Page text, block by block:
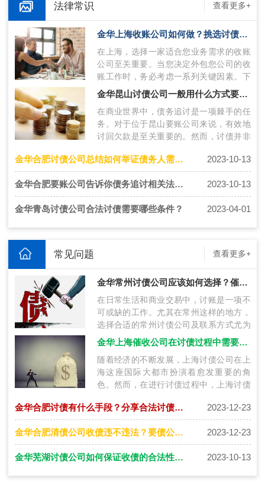
法律常识 查看更多+
金华上海收账公司如何做？挑选讨债的公司技巧
在上海，选择一家适合您业务需求的收账
公司至关重要。当您决定外包您公司的收
账工作时，务必考虑一系列关键因素。下
面将介绍上海收账公司如何操作，并提供
挑…
金华昆山讨债公司一般用什么方式要账比较有效？
在商业世界中，债务追讨是一项棘手的任
务。对于位于昆山要账公司来说，有效地
讨回欠款是至关重要的。然而，讨债并非
这…
金华合肥讨债公司总结如何举证债务人需要通过哪些途径？ 2023-10-13
金华合肥要账公司告诉你债务追讨相关法律方式有哪些？ 2023-10-13
金华青岛讨债公司合法讨债需要哪些条件？ 2023-04-01
常见问题 查看更多+
金华常州讨债公司应该如何选择？催债公司联系方式获得技巧
在日常生活和商业交易中，讨账是一项不
可或缺的工作。尤其在常州这样的地方，
选择合适的常州讨债公司及联系方式尤为
关键。本文将探讨在常州讨账过程中如何
选…
金华上海催收公司在讨债过程中需要注意什么？
随着经济的不断发展，上海讨债公司在上
海这座国际大都市扮演着愈发重要的角
色。然而，在进行讨债过程中，上海讨债
作上…
金华合肥讨债有什么手段？分享合法讨债要账秘诀！ 2023-12-23
金华合肥清债公司收债违不违法？要债公司怎么收费？ 2023-12-23
金华芜湖讨债公司如何保证收债的合法性和安全性 2023-10-13